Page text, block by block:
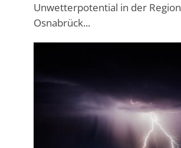
Unwetterpotential in der Region
Osnabrück...